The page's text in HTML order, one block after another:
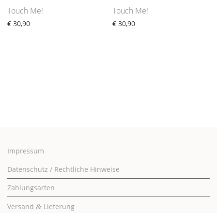
Touch Me!
€ 30,90
Touch Me!
€ 30,90
Impressum
Datenschutz / Rechtliche Hinweise
Zahlungsarten
Versand & Lieferung